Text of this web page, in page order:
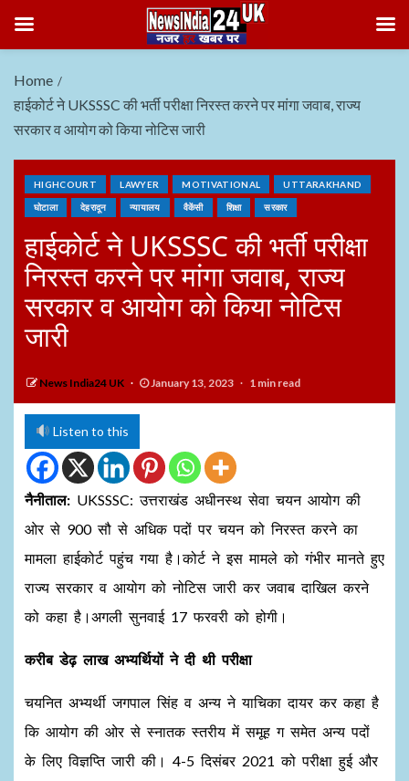
Home
हाईकोर्ट ने UKSSSC की भर्ती परीक्षा निरस्त करने पर मांगा जवाब, राज्य
सरकार व आयोग को किया नोटिस जारी
HIGHCOURT LAWYER MOTIVATIONAL UTTARAKHAND
घोटाला देहरादून न्यायालय वैकेंसी शिक्षा सरकार
हाईकोर्ट ने UKSSSC की भर्ती परीक्षा
निरस्त करने पर मांगा जवाब, राज्य
सरकार व आयोग को किया नोटिस
जारी
News India24 UK January 13, 2023 1 min read
Listen to this
नैनीताल: UKSSSC: उत्तराखंड अधीनस्थ सेवा चयन आयोग की
ओर से 900 सौ से अधिक पदों पर चयन को निरस्त करने का
मामला हाईकोर्ट पहुंच गया है।कोर्ट ने इस मामले को गंभीर मानते हुए
राज्य सरकार व आयोग को नोटिस जारी कर जवाब दाखिल करने
को कहा है।अगली सुनवाई 17 फरवरी को होगी।
करीब डेढ़ लाख अभ्यर्थियों ने दी थी परीक्षा
चयनित अभ्यर्थी जगपाल सिंह व अन्य ने याचिका दायर कर कहा है
कि आयोग की ओर से स्नातक स्तरीय में समूह ग समेत अन्य पदों
के लिए विज्ञप्ति जारी की। 4-5 दिसंबर 2021 को परीक्षा हुई और